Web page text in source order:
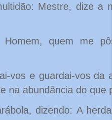
Mestre, dize a
quem me
vos e guardai-vos da
na abundância do que
dizendo: A